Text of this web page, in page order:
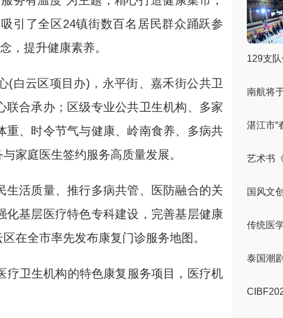
引了全区24镇街数百名居民群众踊跃参
，提升健康素养。
云区项目办)，永平街、嘉禾街公共卫
合承办；区级专业公共卫生机构、多家
、时令节气与健康、岭南食养、多病共
家庭医生签约服务高质量发展。
活质量、推行多病共管、医防融合的关
基层医疗特色专科建设，完善基层健康
在全市率先发布康复门诊服务地图。
卫生机构的特色康复服务项目，医疗机
129支
南航将
湛江市“
艺术书
国风文
传统医
泰国潮